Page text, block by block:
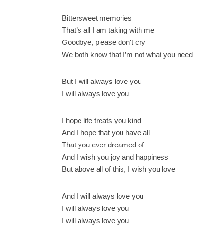
Bittersweet memories
That’s all I am taking with me
Goodbye, please don’t cry
We both know that I’m not what you need
But I will always love you
I will always love you
I hope life treats you kind
And I hope that you have all
That you ever dreamed of
And I wish you joy and happiness
But above all of this, I wish you love
And I will always love you
I will always love you
I will always love you